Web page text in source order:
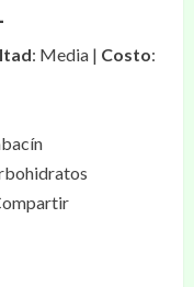
: Media | Costo: